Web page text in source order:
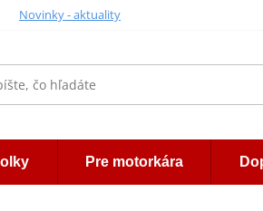
Novinky - aktuality
Pre motorkára